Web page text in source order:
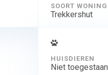
SOORT WONING
Trekkershut
HUISDIEREN
Niet toegestaan